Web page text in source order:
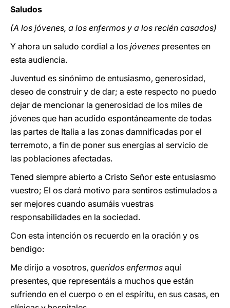
Saludos
(A los jóvenes, a los enfermos y a los recién casados)
Y ahora un saludo cordial a los jóvenes presentes en
esta audiencia.
Juventud es sinónimo de entusiasmo, generosidad,
deseo de construir y de dar; a este respecto no puedo
dejar de mencionar la generosidad de los miles de
jóvenes que han acudido espontáneamente de todas
las partes de Italia a las zonas damnificadas por el
terremoto, a fin de poner sus energías al servicio de
las poblaciones afectadas.
Tened siempre abierto a Cristo Señor este entusiasmo
vuestro; El os dará motivo para sentiros estimulados a
ser mejores cuando asumáis vuestras
responsabilidades en la sociedad.
Con esta intención os recuerdo en la oración y os
bendigo:
Me dirijo a vosotros, queridos enfermos aquí
presentes, que representáis a muchos que están
sufriendo en el cuerpo o en el espíritu, en sus casas, en